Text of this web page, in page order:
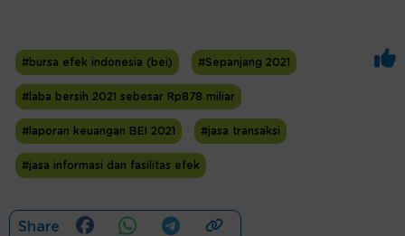
#bursa efek indonesia (bei) #Sepanjang 2021
#laba bersih 2021 sebesar Rp878 miliar
#laporan keuangan BEI 2021 #jasa transaksi
#jasa informasi dan fasilitas efek
Share